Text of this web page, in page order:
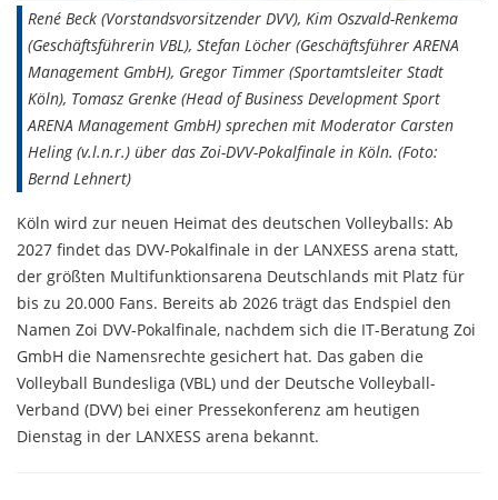
René Beck (Vorstandsvorsitzender DVV), Kim Oszvald-Renkema
(Geschäftsführerin VBL), Stefan Löcher (Geschäftsführer ARENA
Management GmbH), Gregor Timmer (Sportamtsleiter Stadt
Köln), Tomasz Grenke (Head of Business Development Sport
ARENA Management GmbH) sprechen mit Moderator Carsten
Heling (v.l.n.r.) über das Zoi-DVV-Pokalfinale in Köln. (Foto:
Bernd Lehnert)
Köln wird zur neuen Heimat des deutschen Volleyballs: Ab
2027 findet das DVV-Pokalfinale in der LANXESS arena statt,
der größten Multifunktionsarena Deutschlands mit Platz für
bis zu 20.000 Fans. Bereits ab 2026 trägt das Endspiel den
Namen Zoi DVV-Pokalfinale, nachdem sich die IT-Beratung Zoi
GmbH die Namensrechte gesichert hat. Das gaben die
Volleyball Bundesliga (VBL) und der Deutsche Volleyball-
Verband (DVV) bei einer Pressekonferenz am heutigen
Dienstag in der LANXESS arena bekannt.